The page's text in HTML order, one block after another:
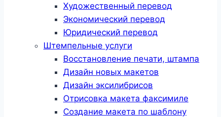
Художественный перевод
Экономический перевод
Юридический перевод
Штемпельные услуги
Восстановление печати, штампа
Дизайн новых макетов
Дизайн эксилибрисов
Отрисовка макета факсимиле
Создание макета по шаблону